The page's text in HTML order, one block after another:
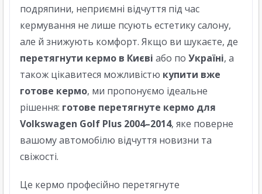
подряпини, неприємні відчуття під час
кермування не лише псують естетику салону,
але й знижують комфорт. Якщо ви шукаєте, де
перетягнути кермо в Києві або по Україні, а
також цікавитеся можливістю купити вже
готове кермо, ми пропонуємо ідеальне
рішення: готове перетягнуте кермо для
Volkswagen Golf Plus 2004–2014, яке поверне
вашому автомобілю відчуття новизни та
свіжості.
Це кермо професійно перетягнуте